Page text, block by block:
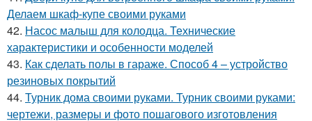
Делаем шкаф-купе своими руками
42. Насос малыш для колодца. Технические
характеристики и особенности моделей
43. Как сделать полы в гараже. Способ 4 – устройство
резиновых покрытий
44. Турник дома своими руками. Турник своими руками:
чертежи, размеры и фото пошагового изготовления